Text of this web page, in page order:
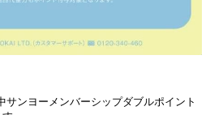
サンヨーメンバーシップダブルポイント